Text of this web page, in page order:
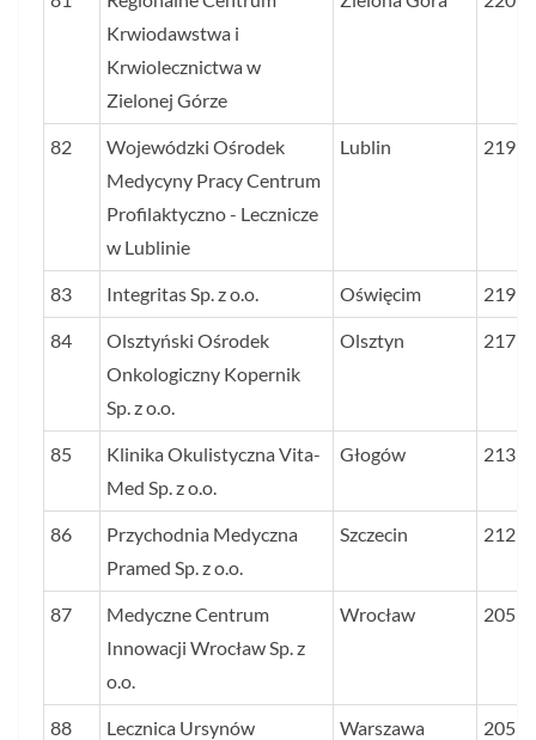
Krwiodawstwa i
Krwiolecznictwa w
Zielonej Górze
82
Wojewódzki Ośrodek
Medycyny Pracy Centrum
Profilaktyczno - Lecznicze
w Lublinie
Lublin 219
83 Integritas Sp. z o.o. Oświęcim 219
84
Olsztyński Ośrodek
Onkologiczny Kopernik
Sp. z o.o.
Olsztyn 217
85
Klinika Okulistyczna Vita-
Med Sp. z o.o.
Głogów 213
86
Przychodnia Medyczna
Pramed Sp. z o.o.
Szczecin 212
87
Medyczne Centrum
Innowacji Wrocław Sp. z
o.o.
Wrocław 205
88
Lecznica Ursynów
Warszawa 205